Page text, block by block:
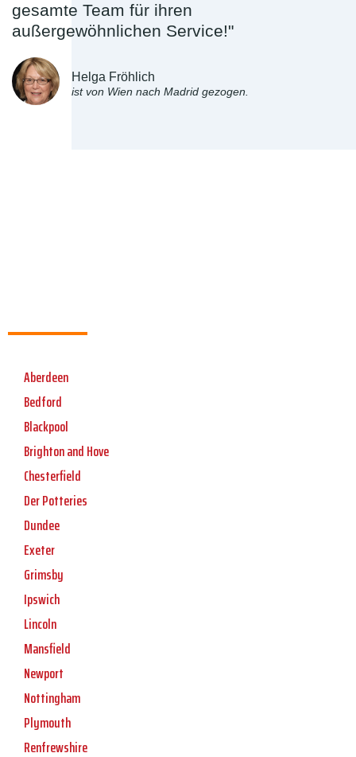
gesamte Team für ihren
außergewöhnlichen Service!"
Helga Fröhlich
ist von Wien nach Madrid gezogen.
Aberdeen
Bedford
Blackpool
Brighton and Hove
Chesterfield
Der Potteries
Dundee
Exeter
Grimsby
Ipswich
Lincoln
Mansfield
Newport
Nottingham
Plymouth
Renfrewshire